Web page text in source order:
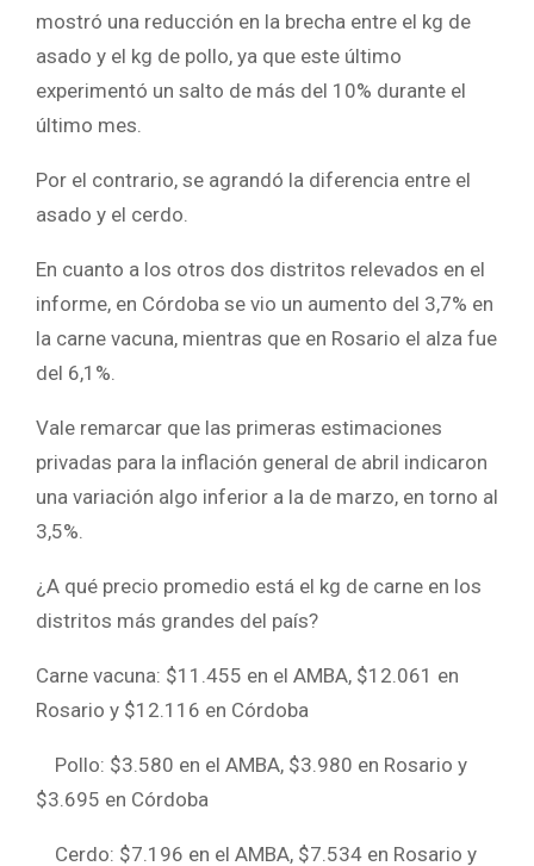
mostró una reducción en la brecha entre el kg de
asado y el kg de pollo, ya que este último
experimentó un salto de más del 10% durante el
último mes.
Por el contrario, se agrandó la diferencia entre el
asado y el cerdo.
En cuanto a los otros dos distritos relevados en el
informe, en Córdoba se vio un aumento del 3,7% en
la carne vacuna, mientras que en Rosario el alza fue
del 6,1%.
Vale remarcar que las primeras estimaciones
privadas para la inflación general de abril indicaron
una variación algo inferior a la de marzo, en torno al
3,5%.
¿A qué precio promedio está el kg de carne en los
distritos más grandes del país?
Carne vacuna: $11.455 en el AMBA, $12.061 en
Rosario y $12.116 en Córdoba
Pollo: $3.580 en el AMBA, $3.980 en Rosario y
$3.695 en Córdoba
Cerdo: $7.196 en el AMBA, $7.534 en Rosario y